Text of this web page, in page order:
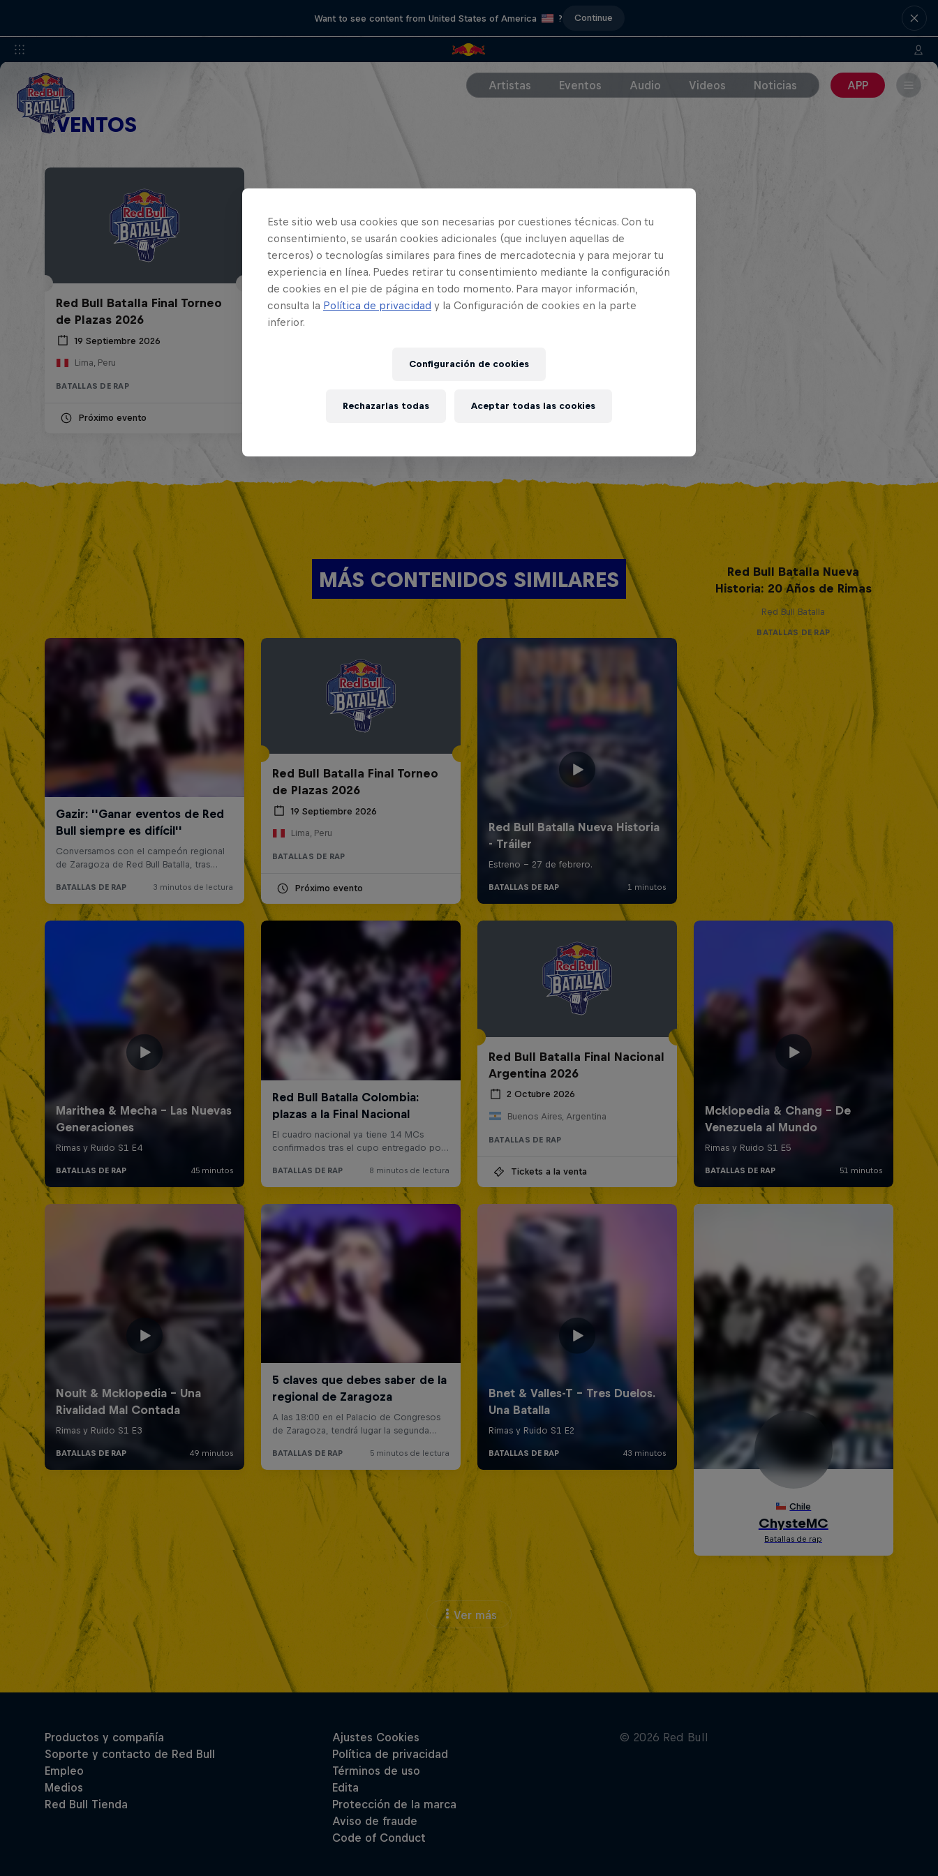
Want to see content from United States of America ? Continue
Artistas Eventos Audio Videos Noticias APP
EVENTOS
Red Bull Batalla Final Torneo
de Plazas 2026
19 Septiembre 2026
Lima, Peru
BATALLAS DE RAP
Próximo evento
MÁS CONTENIDOS SIMILARES
Red Bull Batalla Final Torneo
de Plazas 2026
19 Septiembre 2026
Lima, Peru
BATALLAS DE RAP
Próximo evento
Red Bull Batalla Nueva
Historia: 20 Años de Rimas
Red Bull Batalla
BATALLAS DE RAP
Red Bull Batalla Final Nacional
Argentina 2026
2 Octubre 2026
Buenos Aires, Argentina
BATALLAS DE RAP
Tickets a la venta
Ver más
Este sitio web usa cookies que son necesarias por cuestiones técnicas. Con tu
consentimiento, se usarán cookies adicionales (que incluyen aquellas de
terceros) o tecnologías similares para fines de mercadotecnia y para mejorar tu
experiencia en línea. Puedes retirar tu consentimiento mediante la configuración
de cookies en el pie de página en todo momento. Para mayor información,
consulta la Política de privacidad y la Configuración de cookies en la parte
inferior.
Configuración de cookies
Rechazarlas todas Aceptar todas las cookies